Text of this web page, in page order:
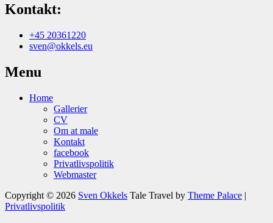
Kontakt:
+45 20361220
sven@okkels.eu
Menu
Home
Gallerier
CV
Om at male
Kontakt
facebook
Privatlivspolitik
Webmaster
Copyright © 2026 Sven Okkels Tale Travel by Theme Palace |
Privatlivspolitik